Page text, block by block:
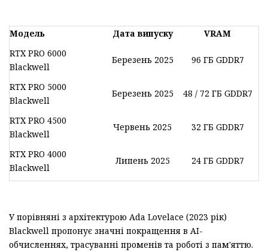
Модель Дата випуску
VRAM
RTX PRO 6000
Blackwell
Березень 2025 96 ГБ GDDR7
RTX PRO 5000
Blackwell
Березень 2025 48 / 72 ГБ GDDR7
RTX PRO 4500
Blackwell
Червень 2025 32 ГБ GDDR7
RTX PRO 4000
Blackwell
Липень 2025 24 ГБ GDDR7
У порівняні з архітектурою Ada Lovelace (2023 рік)
Blackwell пропонує значні покращення в AI-
обчисленнях, трасуванні променів та роботі з пам'яттю.